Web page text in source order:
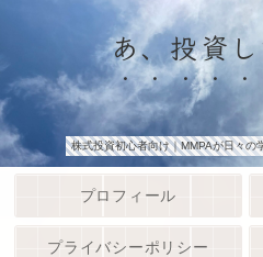
あ、投資
株式投資初心者向け｜MMPAが日々の
プロフィール
プライバシーポリシー